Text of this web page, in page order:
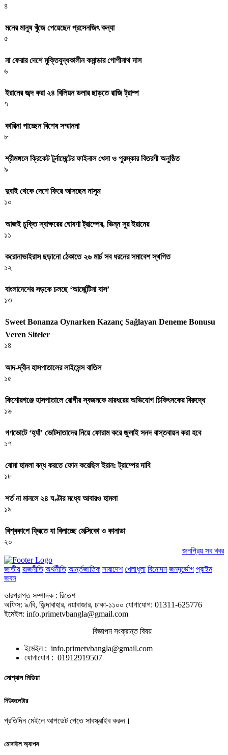
৪
মনের মানুষ খুঁজে পেয়েছেন প্রসেনজিৎ কন্যা
৫
না ফেরার দেশে মুক্তিযুদ্ধকালীন কমান্ডার গোপীনাথ দাস
৬
ইরানের জব্দ করা ২৪ বিলিয়ন ডলার ছাড়তে রাজি ট্রাম্প
৭
কারিনা পাচ্ছেন বিশেষ সম্মাননা
৮
শ্রীমঙ্গলে ক্রিকেট টুর্নামেন্টের ফাইনাল খেলা ও পুরস্কার বিতরণী অনুষ্ঠিত
৯
দুবাই থেকে দেশে ফিরে আসছেন নাসুম
১০
আজই চুক্তি স্বাক্ষরের ঘোষণা ট্রাম্পের, ভিন্ন সুর ইরানের
১১
করোনাভাইরাস ছড়ানো ঠেকাতে ২৬ মার্চ সব ধরনের সমাবেশ স্থগিত
১২
বাংলাদেশের সড়কে চলছে ‘আর্জেন্টিনা বাস’
১৩
Sweet Bonanza Oynarken Kazanç Sağlayan Deneme Bonusu
Veren Siteler
১৪
আদ-দ্বীন হাসপাতালের লাইসেন্স বাতিল
১৫
কিশোরগঞ্জে হাসপাতালে রোগীর স্বজনকে মারধরের অভিযোগ চিকিৎসকের বিরুদ্ধে
১৬
গণভোটে ‘হ্যাঁ’ ভোটদাতাদের নিয়ে ফোরাম করে জুলাই সনদ বাস্তবায়ন করা হবে
১৭
বোমা হামলা বন্ধ করতে ফোন করেছিল ইরান: ট্রাম্পের দাবি
১৮
শর্ত না মানলে ২৪ ঘণ্টার মধ্যে আবারও হামলা
১৯
বিশ্বকাপে ফ্রিতে যা বিলাচ্ছে মেক্সিকো ও কানাডা
২০
জনপ্রিয় সব খবর
জাতীয় রাজনীতি অর্থনীতি আর্ন্তজাতিক সারাদেশ খেলাধুলা বিনোদন জনদূর্ভোগ প্রাইম
জবস
ভারপ্রাপ্ত সম্পাদক : রিতেশ
অফিস: ৯/বি, জিন্দাবাহার, নয়াবাজার, ঢাকা-১১০০ যোগাযোগ: 01311-625776
ইমেইল: info.primetvbangla@gmail.com
বিজ্ঞাপন সংক্রান্ত বিষয়
ইমেইল : info.primetvbangla@gmail.com
যোগাযোগ : 01912919507
সোশ্যাল মিডিয়া
নিউজলেটার
প্রতিদিন মেইলে আপডেট পেতে সাবস্ক্রাইব করুন।
মোবাইল অ্যাপস